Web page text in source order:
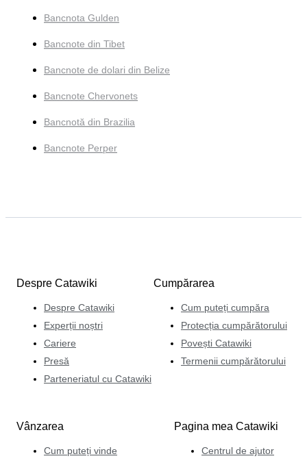
Bancnota Gulden
Bancnote din Tibet
Bancnote de dolari din Belize
Bancnote Chervonets
Bancnotă din Brazilia
Bancnote Perper
Despre Catawiki
Despre Catawiki
Experții noștri
Cariere
Presă
Parteneriatul cu Catawiki
Cumpărarea
Cum puteți cumpăra
Protecția cumpărătorului
Povești Catawiki
Termenii cumpărătorului
Vânzarea
Cum puteți vinde
Pagina mea Catawiki
Centrul de ajutor